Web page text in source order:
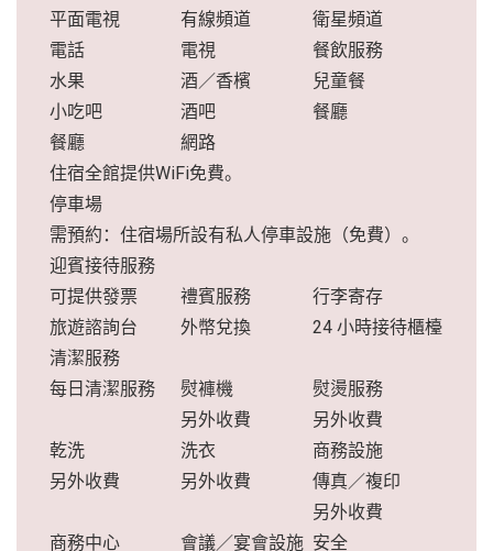
平面電視
有線頻道
衛星頻道
電話
電視
餐飲服務
水果
酒／香檳
兒童餐
小吃吧
酒吧
餐廳
餐廳
網路
住宿全館提供WiFi免費。
停車場
需預約：住宿場所設有私人停車設施（免費）。
迎賓接待服務
可提供發票
禮賓服務
行李寄存
旅遊諮詢台
外幣兌換
24 小時接待櫃檯
清潔服務
每日清潔服務
熨褲機
另外收費
熨燙服務
另外收費
乾洗
另外收費
洗衣
另外收費
商務設施
傳真／複印
另外收費
商務中心
會議／宴會設施 安全